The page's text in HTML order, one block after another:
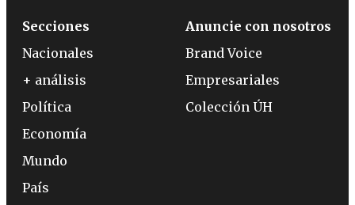
Secciones
Nacionales
+ análisis
Política
Economía
Mundo
País
Anuncie con nosotros
Brand Voice
Empresariales
Colección ÚH